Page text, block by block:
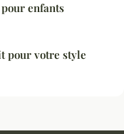
enfants
pour votre style